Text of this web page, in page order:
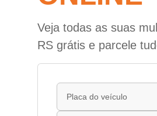
Veja todas as suas
RS grátis e parcele